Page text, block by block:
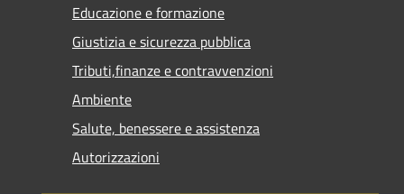
Educazione e formazione
Giustizia e sicurezza pubblica
Tributi,finanze e contravvenzioni
Ambiente
Salute, benessere e assistenza
Autorizzazioni